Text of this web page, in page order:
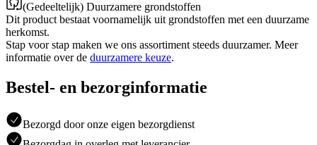
(Gedeeltelijk) Duurzamere grondstoffen
Dit product bestaat voornamelijk uit grondstoffen met een duurzame
herkomst.
Stap voor stap maken we ons assortiment steeds duurzamer. Meer
informatie over de duurzamere keuze.
Bestel- en bezorginformatie
Bezorgd door onze eigen bezorgdienst